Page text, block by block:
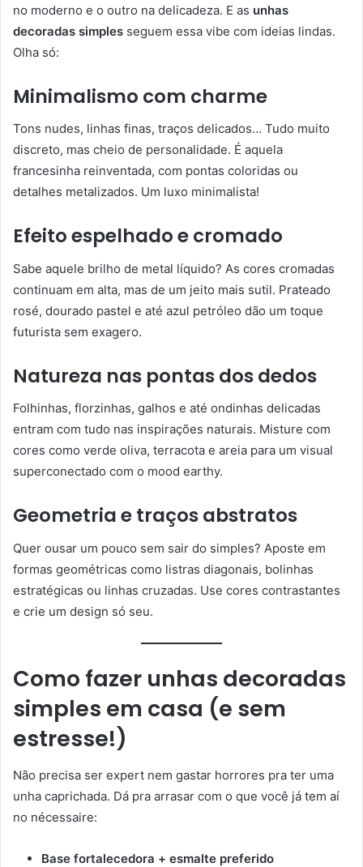
no moderno e o outro na delicadeza. E as unhas
decoradas simples seguem essa vibe com ideias lindas.
Olha só:
Minimalismo com charme
Tons nudes, linhas finas, traços delicados… Tudo muito
discreto, mas cheio de personalidade. É aquela
francesinha reinventada, com pontas coloridas ou
detalhes metalizados. Um luxo minimalista!
Efeito espelhado e cromado
Sabe aquele brilho de metal líquido? As cores cromadas
continuam em alta, mas de um jeito mais sutil. Prateado
rosé, dourado pastel e até azul petróleo dão um toque
futurista sem exagero.
Natureza nas pontas dos dedos
Folhinhas, florzinhas, galhos e até ondinhas delicadas
entram com tudo nas inspirações naturais. Misture com
cores como verde oliva, terracota e areia para um visual
superconectado com o mood earthy.
Geometria e traços abstratos
Quer ousar um pouco sem sair do simples? Aposte em
formas geométricas como listras diagonais, bolinhas
estratégicas ou linhas cruzadas. Use cores contrastantes
e crie um design só seu.
Como fazer unhas decoradas
simples em casa (e sem
estresse!)
Não precisa ser expert nem gastar horrores pra ter uma
unha caprichada. Dá pra arrasar com o que você já tem aí
no nécessaire:
Base fortalecedora + esmalte preferido